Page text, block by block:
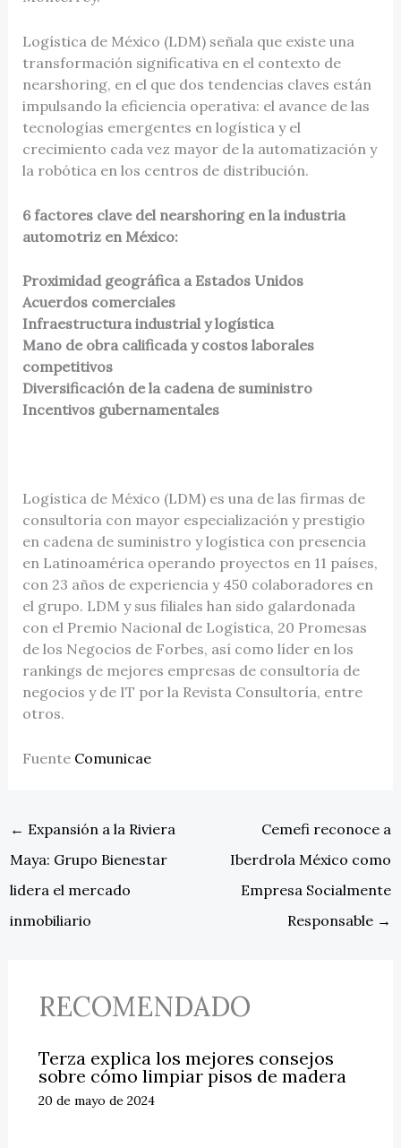
Logística de México (LDM) señala que existe una
transformación significativa en el contexto de
nearshoring, en el que dos tendencias claves están
impulsando la eficiencia operativa: el avance de las
tecnologías emergentes en logística y el
crecimiento cada vez mayor de la automatización y
la robótica en los centros de distribución.
6 factores clave del nearshoring en la industria
automotriz en México:
Proximidad geográfica a Estados Unidos
Acuerdos comerciales
Infraestructura industrial y logística
Mano de obra calificada y costos laborales
competitivos
Diversificación de la cadena de suministro
Incentivos gubernamentales
Logística de México (LDM) es una de las firmas de
consultoría con mayor especialización y prestigio
en cadena de suministro y logística con presencia
en Latinoamérica operando proyectos en 11 países,
con 23 años de experiencia y 450 colaboradores en
el grupo. LDM y sus filiales han sido galardonada
con el Premio Nacional de Logística, 20 Promesas
de los Negocios de Forbes, así como líder en los
rankings de mejores empresas de consultoría de
negocios y de IT por la Revista Consultoría, entre
otros.
Fuente Comunicae
← Expansión a la Riviera
Maya: Grupo Bienestar
lidera el mercado
inmobiliario
Cemefi reconoce a
Iberdrola México como
Empresa Socialmente
Responsable →
RECOMENDADO
Terza explica los mejores consejos
sobre cómo limpiar pisos de madera
20 de mayo de 2024